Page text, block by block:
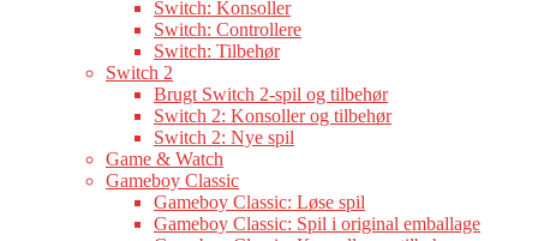
Switch: Konsoller
Switch: Controllere
Switch: Tilbehør
Switch 2
Brugt Switch 2-spil og tilbehør
Switch 2: Konsoller og tilbehør
Switch 2: Nye spil
Game & Watch
Gameboy Classic
Gameboy Classic: Løse spil
Gameboy Classic: Spil i original emballage